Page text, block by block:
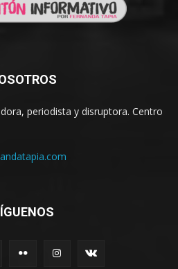
periodista y disruptora. Centro